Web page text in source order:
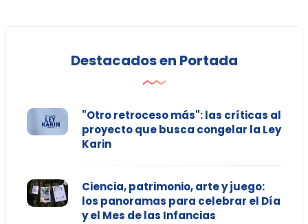
Destacados en Portada
"Otro retroceso más": las críticas al
proyecto que busca congelar la Ley
Karin
Ciencia, patrimonio, arte y juego:
los panoramas para celebrar el Día
y el Mes de las Infancias